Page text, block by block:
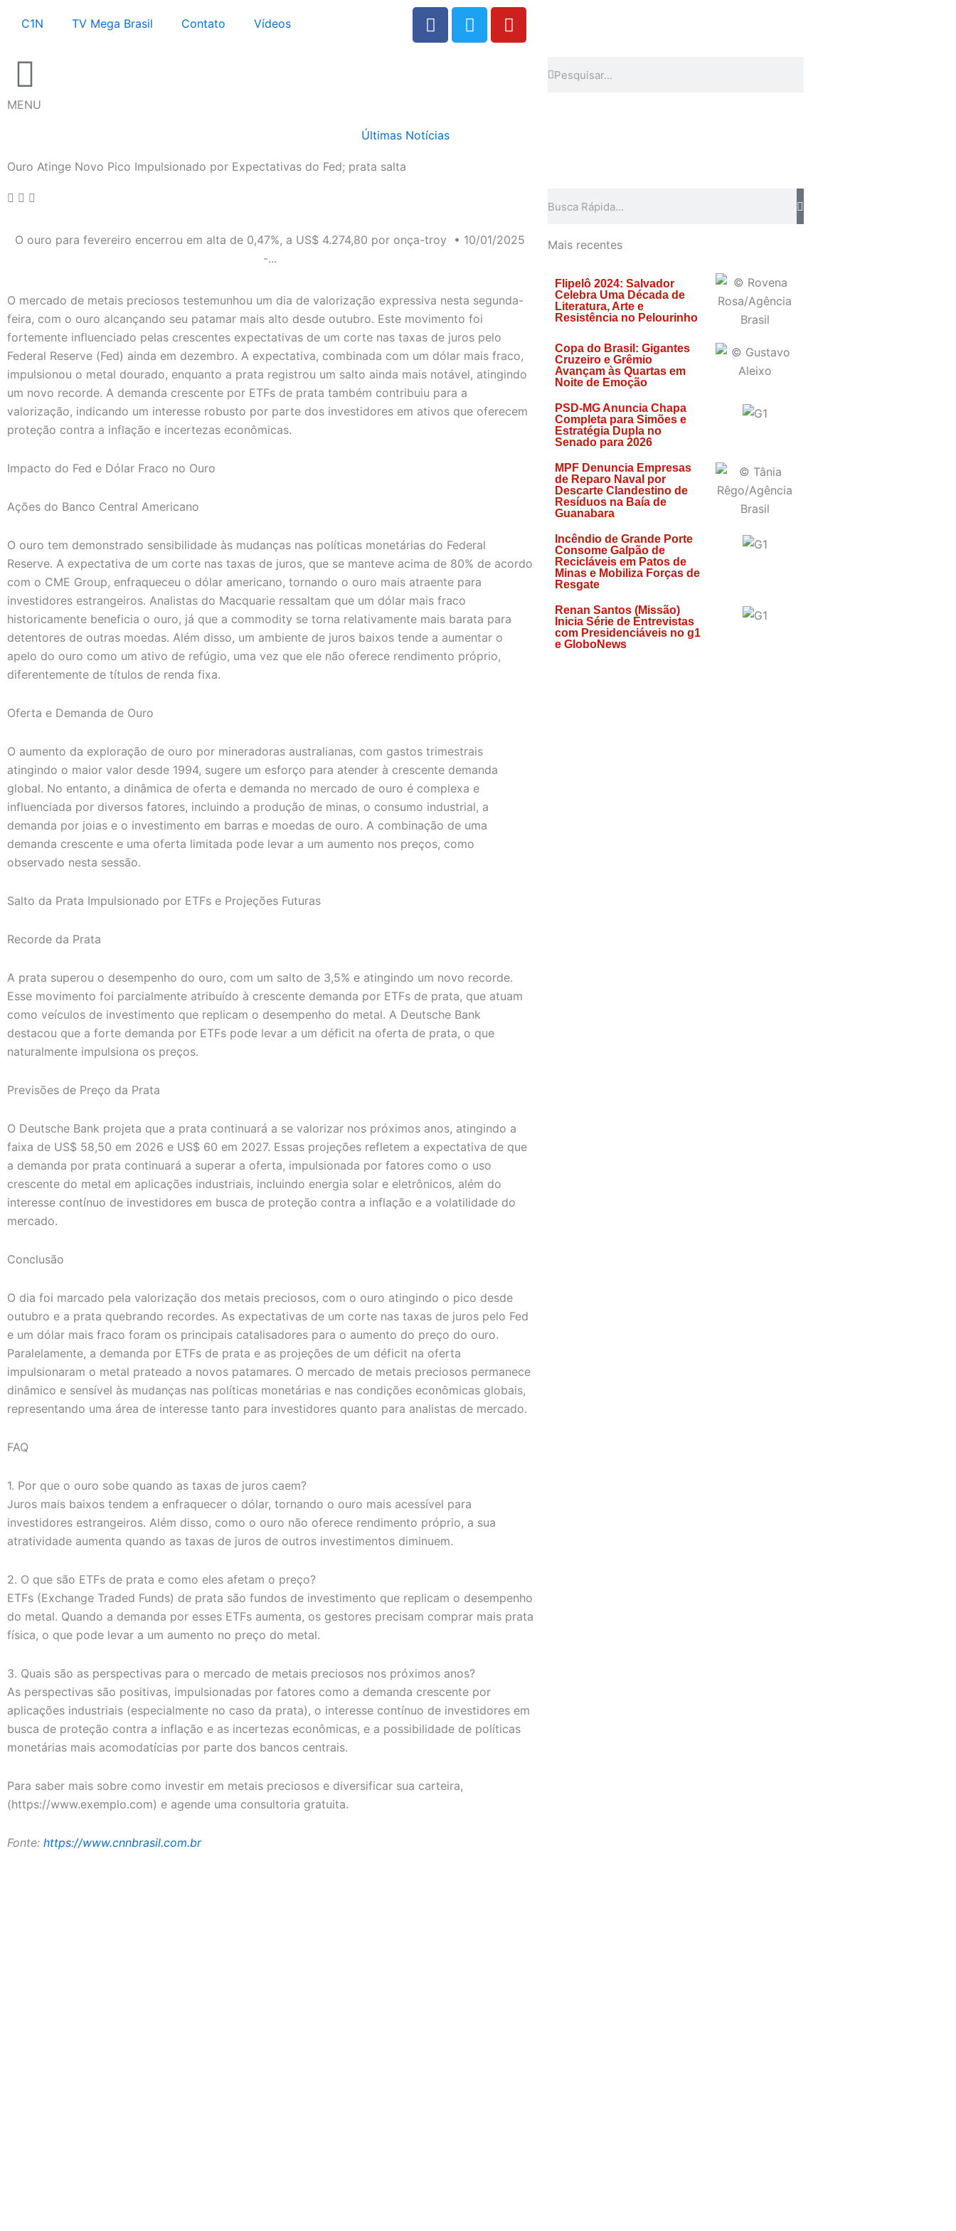
para
conteúdo
C1N TV Mega Brasil Contato Vídeos
F
a
k
T
w
Y
o
MENU
Últimas Notícias
Ouro Atinge Novo Pico Impulsionado por Expectativas do Fed; prata salta
O ouro para fevereiro encerrou em alta de 0,47%, a US$ 4.274,80 por onça-troy • 10/01/2025
-...
O mercado de metais preciosos testemunhou um dia de valorização expressiva nesta segunda-
feira, com o ouro alcançando seu patamar mais alto desde outubro. Este movimento foi
fortemente influenciado pelas crescentes expectativas de um corte nas taxas de juros pelo
Federal Reserve (Fed) ainda em dezembro. A expectativa, combinada com um dólar mais fraco,
impulsionou o metal dourado, enquanto a prata registrou um salto ainda mais notável, atingindo
um novo recorde. A demanda crescente por ETFs de prata também contribuiu para a
valorização, indicando um interesse robusto por parte dos investidores em ativos que oferecem
proteção contra a inflação e incertezas econômicas.
Impacto do Fed e Dólar Fraco no Ouro
Ações do Banco Central Americano
O ouro tem demonstrado sensibilidade às mudanças nas políticas monetárias do Federal
Reserve. A expectativa de um corte nas taxas de juros, que se manteve acima de 80% de acordo
com o CME Group, enfraqueceu o dólar americano, tornando o ouro mais atraente para
investidores estrangeiros. Analistas do Macquarie ressaltam que um dólar mais fraco
historicamente beneficia o ouro, já que a commodity se torna relativamente mais barata para
detentores de outras moedas. Além disso, um ambiente de juros baixos tende a aumentar o
apelo do ouro como um ativo de refúgio, uma vez que ele não oferece rendimento próprio,
diferentemente de títulos de renda fixa.
Oferta e Demanda de Ouro
O aumento da exploração de ouro por mineradoras australianas, com gastos trimestrais
atingindo o maior valor desde 1994, sugere um esforço para atender à crescente demanda
global. No entanto, a dinâmica de oferta e demanda no mercado de ouro é complexa e
influenciada por diversos fatores, incluindo a produção de minas, o consumo industrial, a
demanda por joias e o investimento em barras e moedas de ouro. A combinação de uma
demanda crescente e uma oferta limitada pode levar a um aumento nos preços, como
observado nesta sessão.
Salto da Prata Impulsionado por ETFs e Projeções Futuras
Recorde da Prata
A prata superou o desempenho do ouro, com um salto de 3,5% e atingindo um novo recorde.
Esse movimento foi parcialmente atribuído à crescente demanda por ETFs de prata, que atuam
como veículos de investimento que replicam o desempenho do metal. A Deutsche Bank
destacou que a forte demanda por ETFs pode levar a um déficit na oferta de prata, o que
naturalmente impulsiona os preços.
Previsões de Preço da Prata
O Deutsche Bank projeta que a prata continuará a se valorizar nos próximos anos, atingindo a
faixa de US$ 58,50 em 2026 e US$ 60 em 2027. Essas projeções refletem a expectativa de que
a demanda por prata continuará a superar a oferta, impulsionada por fatores como o uso
crescente do metal em aplicações industriais, incluindo energia solar e eletrônicos, além do
interesse contínuo de investidores em busca de proteção contra a inflação e a volatilidade do
mercado.
Conclusão
O dia foi marcado pela valorização dos metais preciosos, com o ouro atingindo o pico desde
outubro e a prata quebrando recordes. As expectativas de um corte nas taxas de juros pelo Fed
e um dólar mais fraco foram os principais catalisadores para o aumento do preço do ouro.
Paralelamente, a demanda por ETFs de prata e as projeções de um déficit na oferta
impulsionaram o metal prateado a novos patamares. O mercado de metais preciosos permanece
dinâmico e sensível às mudanças nas políticas monetárias e nas condições econômicas globais,
representando uma área de interesse tanto para investidores quanto para analistas de mercado.
FAQ
1. Por que o ouro sobe quando as taxas de juros caem?
Juros mais baixos tendem a enfraquecer o dólar, tornando o ouro mais acessível para
investidores estrangeiros. Além disso, como o ouro não oferece rendimento próprio, a sua
atratividade aumenta quando as taxas de juros de outros investimentos diminuem.
2. O que são ETFs de prata e como eles afetam o preço?
ETFs (Exchange Traded Funds) de prata são fundos de investimento que replicam o desempenho
do metal. Quando a demanda por esses ETFs aumenta, os gestores precisam comprar mais prata
física, o que pode levar a um aumento no preço do metal.
3. Quais são as perspectivas para o mercado de metais preciosos nos próximos anos?
As perspectivas são positivas, impulsionadas por fatores como a demanda crescente por
aplicações industriais (especialmente no caso da prata), o interesse contínuo de investidores em
busca de proteção contra a inflação e as incertezas econômicas, e a possibilidade de políticas
monetárias mais acomodatícias por parte dos bancos centrais.
Para saber mais sobre como investir em metais preciosos e diversificar sua carteira,
(https://www.exemplo.com) e agende uma consultoria gratuita.
Fonte: https://www.cnnbrasil.com.br
Mais recentes
Flipelô 2024: Salvador
Celebra Uma Década de
Literatura, Arte e
Resistência no Pelourinho
Copa do Brasil: Gigantes
Cruzeiro e Grêmio
Avançam às Quartas em
Noite de Emoção
PSD-MG Anuncia Chapa
Completa para Simões e
Estratégia Dupla no
Senado para 2026
MPF Denuncia Empresas
de Reparo Naval por
Descarte Clandestino de
Resíduos na Baía de
Guanabara
Incêndio de Grande Porte
Consome Galpão de
Recicláveis em Patos de
Minas e Mobiliza Forças de
Resgate
Renan Santos (Missão)
Inicia Série de Entrevistas
com Presidenciáveis no g1
e GloboNews